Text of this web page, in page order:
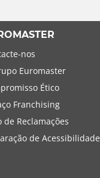
nos
Euromaster
Ético
Franchising
de Reclamações
de Acessibilidade